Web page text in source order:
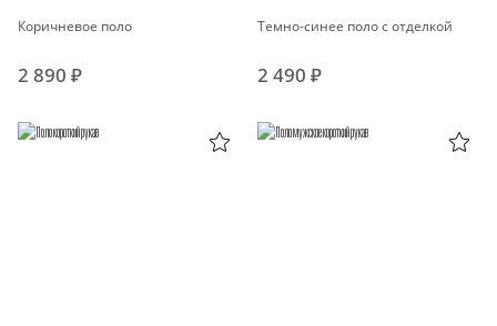
Коричневое поло
2 890 ₽
Темно-синее поло с отделкой
2 490 ₽